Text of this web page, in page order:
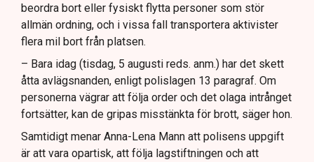
beordra bort eller fysiskt flytta personer som stör
allmän ordning, och i vissa fall transportera aktivister
flera mil bort från platsen.
– Bara idag (tisdag, 5 augusti reds. anm.) har det skett
åtta avlägsnanden, enligt polislagen 13 paragraf. Om
personerna vägrar att följa order och det olaga intrånget
fortsätter, kan de gripas misstänkta för brott, säger hon.
Samtidigt menar Anna-Lena Mann att polisens uppgift
är att vara opartisk, att följa lagstiftningen och att